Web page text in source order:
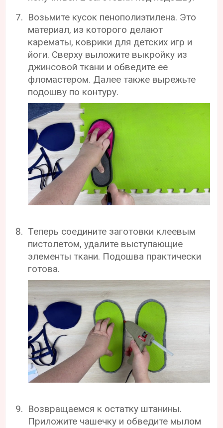
Возьмите кусок пенополиэтилена. Это
материал, из которого делают
карематы, коврики для детских игр и
йоги. Сверху выложите выкройку из
джинсовой ткани и обведите ее
фломастером. Далее также вырежьте
подошву по контуру.
Теперь соедините заготовки клеевым
пистолетом, удалите выступающие
элементы ткани. Подошва практически
готова.
Возвращаемся к остатку штанины.
Приложите чашечку и обведите мылом